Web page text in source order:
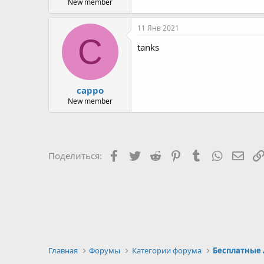
C
cappo
New member
11 Янв 2021
tanks
Поделиться: Facebook
TwitterReddit PinterestTumblrWhatsApp
Главная Форумы Категории форума